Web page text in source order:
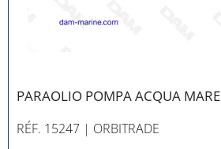
PARAOLIO POMPA ACQUA MARE
RÉF. 15247 | ORBITRADE